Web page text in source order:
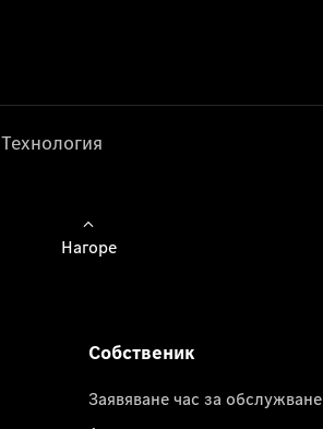
Технология
Нагоре
Собственик
Заявяване час за обслужване